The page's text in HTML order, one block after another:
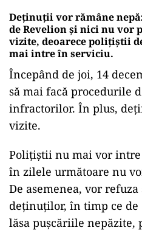
Deținuții vor rămâne
de Revelion și nici nu vor
vizite, deoarece polițiștii
mai intre în serviciu.
Începând de joi, 14
să mai facă procedurile
infractorilor. În plus,
vizite.
Polițiștii nu mai vor
în zilele următoare nu
De asemenea, vor
deținuților, în timp ce de
lăsa pușcăriile nepăzite,